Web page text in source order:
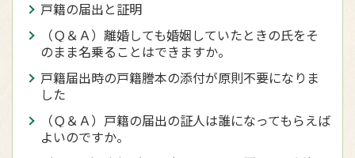
戸籍の届出と証明
（Ｑ＆Ａ）離婚しても婚姻していたときの氏をそ
のまま名乗ることはできますか。
戸籍届出時の戸籍謄本の添付が原則不要になりま
した
（Ｑ＆Ａ）戸籍の届出の証人は誰になってもらえば
よいのですか。